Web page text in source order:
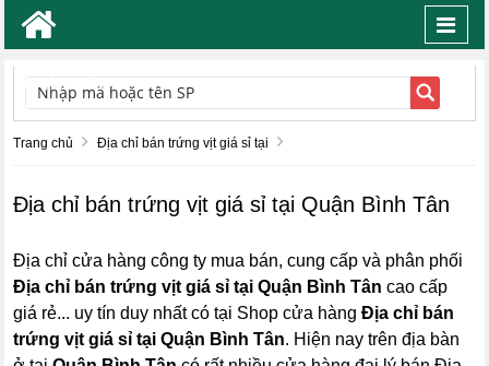
TÌM KIẾM
Trang chủ Địa chỉ bán trứng vịt giá sỉ tại
Địa chỉ bán trứng vịt giá sỉ tại Quận Bình Tân
Địa chỉ cửa hàng công ty mua bán, cung cấp và phân phối
Địa chỉ bán trứng vịt giá sỉ tại Quận Bình Tân cao cấp
giá rẻ... uy tín duy nhất có tại Shop cửa hàngĐịa chỉ bán
trứng vịt giá sỉ tại Quận Bình Tân. Hiện nay trên địa bàn